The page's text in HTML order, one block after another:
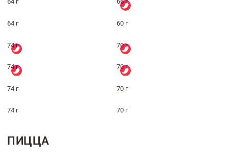
64 г 60 г
74 г 70 г
74 г 70 г
74 г 70 г
74 г 70 г
ПИЦЦА